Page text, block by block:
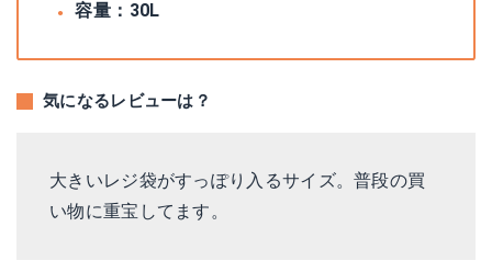
容量：30L
気になるレビューは？
大きいレジ袋がすっぽり入るサイズ。普段の買
い物に重宝してます。